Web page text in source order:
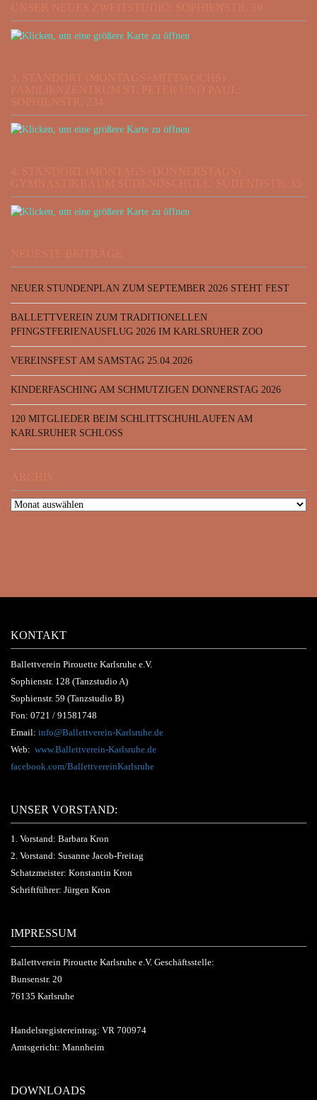
UNSER NEUES ZWEITSTUDIO: SOPHIENSTR. 59
3. STANDORT (MONTAGS+MITTWOCHS)
FAMILIENZENTRUM ST. PETER UND PAUL:
SOPHIENSTR. 234
4. STANDORT (MONTAGS+DONNERSTAGS)
GYMNASTIKRAUM SÜDENDSCHULE: SÜDENDSTR. 35
NEUESTE BEITRÄGE
NEUER STUNDENPLAN ZUM SEPTEMBER 2026 STEHT FEST
BALLETTVEREIN ZUM TRADITIONELLEN
PFINGSTFERIENAUSFLUG 2026 IM KARLSRUHER ZOO
VEREINSFEST AM SAMSTAG 25.04.2026
KINDERFASCHING AM SCHMUTZIGEN DONNERSTAG 2026
120 MITGLIEDER BEIM SCHLITTSCHUHLAUFEN AM
KARLSRUHER SCHLOSS
ARCHIV
KONTAKT
Ballettverein Pirouette Karlsruhe e.V.
Sophienstr. 128 (Tanzstudio A)
Sophienstr. 59 (Tanzstudio B)
Fon: 0721 / 91581748
Email: info@Ballettverein-Karlsruhe.de
Web: www.Ballettverein-Karlsruhe.de
facebook.com/BallettvereinKarlsruhe
UNSER VORSTAND:
1. Vorstand: Barbara Kron
2. Vorstand: Susanne Jacob-Freitag
Schatzmeister: Konstantin Kron
Schriftführer: Jürgen Kron
IMPRESSUM
Ballettverein Pirouette Karlsruhe e.V. Geschäftsstelle:
Bunsenstr. 20
76135 Karlsruhe
Handelsregistereintrag: VR 700974
Amtsgericht: Mannheim
DOWNLOADS